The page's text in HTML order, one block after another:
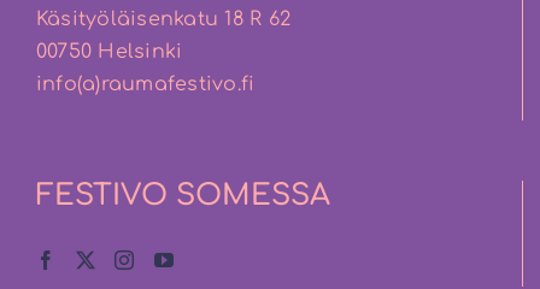
Käsityöläisenkatu 18 R 62
00750 Helsinki
info(a)raumafestivo.fi
FESTIVO SOMESSA